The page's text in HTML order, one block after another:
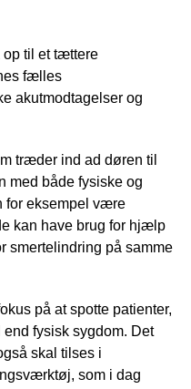
til et tættere
fælles
akutmodtagelser og
træder ind ad døren til
med både fysiske og
for eksempel være
kan have brug for hjælp
smertelindring på samme
på at spotte patienter,
fysisk sygdom. Det
skal tilses i
som i dag